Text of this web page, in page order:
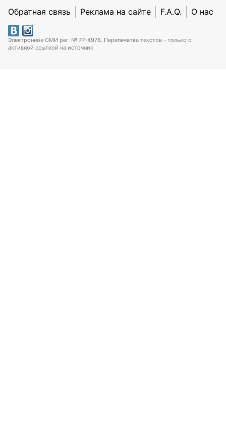
Обратная связь Реклама на сайте F.A.Q. О нас
Электронное СМИ рег. № 77-4978. Перепечатка текстов - только с
активной ссылкой на источник